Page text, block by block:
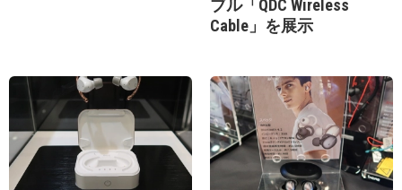
ブル「QDC Wireless
Cable」を展示